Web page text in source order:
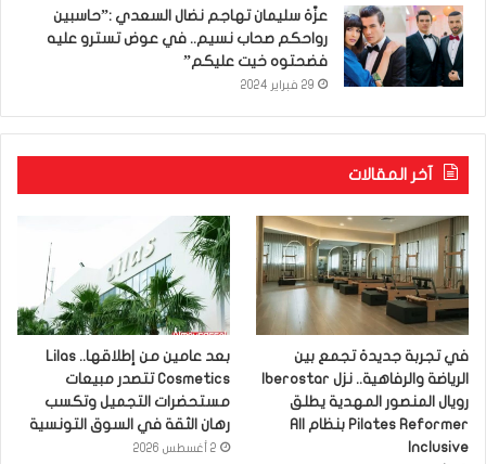
عزّة سليمان تهاجم نضال السعدي :”حاسبين
رواحكم صحاب نسيم.. في عوض تسترو عليه
فضحتوه خيت عليكم”
29 فبراير 2024
آخر المقالات
في تجربة جديدة تجمع بين
رويال المنصور المهدية يطلق
Pilates Reformer بنظام All
Inclusive
بعد عامين من إطلاقها.. Lilas
Cosmetics تتصدر مبيعات
مستحضرات التجميل وتكسب
رهان الثقة في السوق التونسية
2 أغسطس 2026